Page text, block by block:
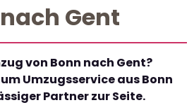
Gent
von Bonn nach Gent?
Umzugsservice aus Bonn
Partner zur Seite.